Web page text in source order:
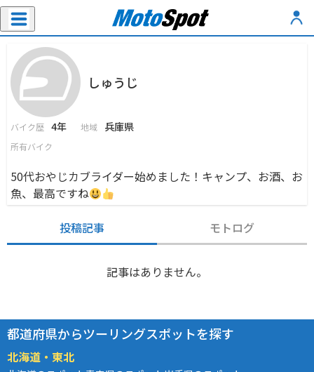
しゅうじ
バイク歴 4年 地域 兵庫県
所有バイク
50代おやじカブライダー始めました！キャンプ、お酒、お
魚、最高ですね
投稿記事 モトログ
記事はありません。
都道府県からツーリングスポットを探す
北海道・東北